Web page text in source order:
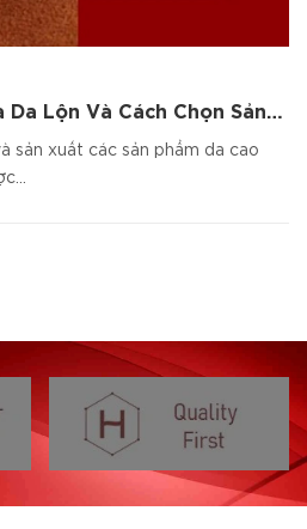
Lộn Và Cách Chọn Sản
sản xuất các sản phẩm da cao